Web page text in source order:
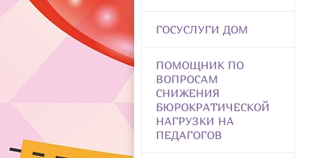
ГОСУСЛУГИ ДОМ
ПОМОЩНИК ПО
ВОПРОСАМ
СНИЖЕНИЯ
БЮРОКРАТИЧЕСКОЙ
НАГРУЗКИ НА
ПЕДАГОГОВ